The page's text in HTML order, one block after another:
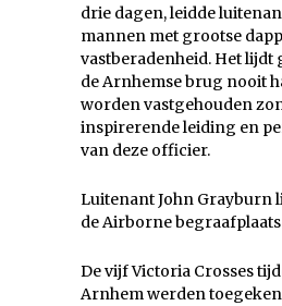
drie dagen, leidde
mannen met grootse
vastberadenheid. Het lijdt
de Arnhemse brug nooit
worden vastgehouden
inspirerende leiding en
van deze officier.
Luitenant John Grayburn
de Airborne
De vijf Victoria Crosses
Arnhem werden